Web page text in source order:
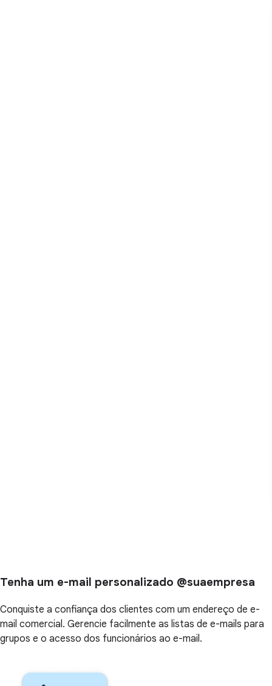
Tenha um e-mail personalizado @suaempresa
Conquiste a confiança dos clientes com um endereço de e-
mail comercial. Gerencie facilmente as listas de e-mails para
grupos e o acesso dos funcionários ao e-mail.